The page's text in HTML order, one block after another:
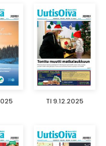
TI 9.12.2025